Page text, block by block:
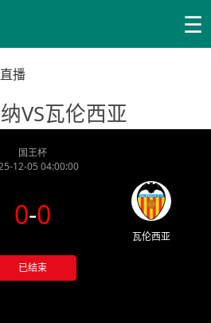
☰
播
VS瓦伦西亚
国王杯
12-05 04:00:00
0-0
已结束
瓦伦西亚